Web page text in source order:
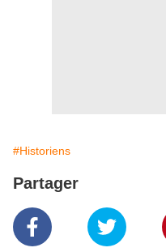
#Historiens
Partager